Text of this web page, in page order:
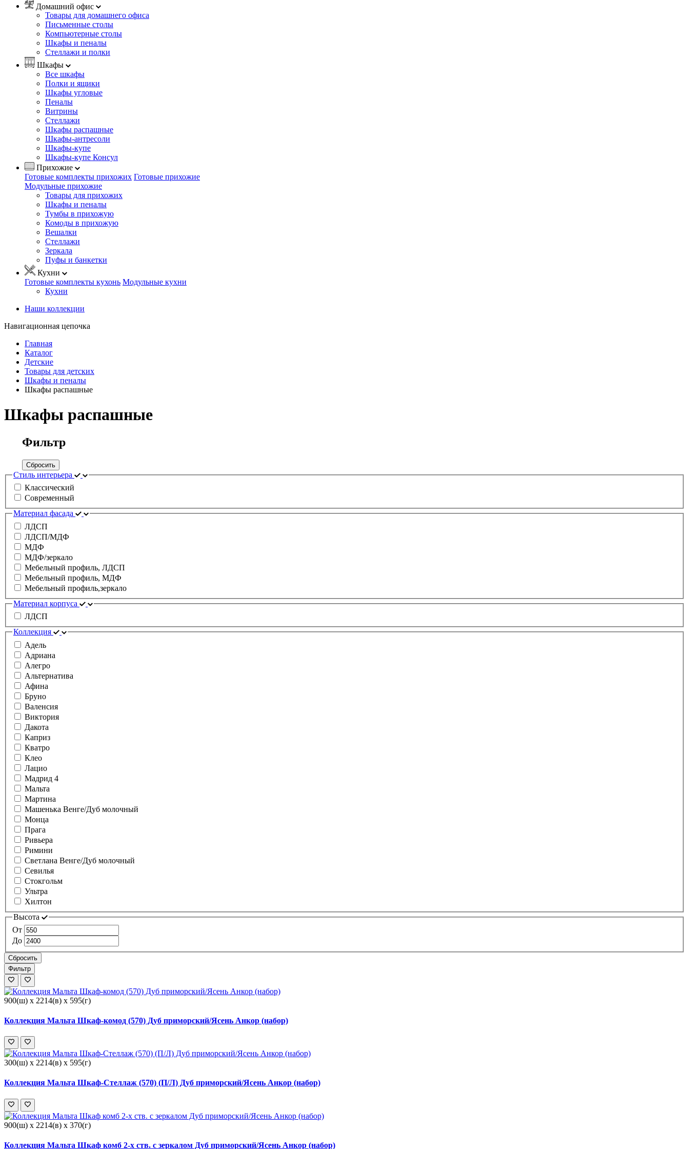
Домашний офис
Товары для домашнего офиса
Письменные столы
Компьютерные столы
Шкафы и пеналы
Стеллажи и полки
Шкафы
Все шкафы
Полки и ящики
Шкафы угловые
Пеналы
Витрины
Стеллажи
Шкафы распашные
Шкафы-антресоли
Шкафы-купе
Шкафы-купе Консул
Прихожие
Готовые комплекты прихожих Готовые прихожие
Модульные прихожие
Товары для прихожих
Шкафы и пеналы
Тумбы в прихожую
Комоды в прихожую
Вешалки
Стеллажи
Зеркала
Пуфы и банкетки
Кухни
Готовые комплекты кухонь Модульные кухни
Кухни
Наши коллекции
Навигационная цепочка
Главная
Каталог
Детские
Товары для детских
Шкафы и пеналы
Шкафы распашные
Шкафы распашные
Фильтр
Сбросить
Стиль интерьера
Классический
Современный
Материал фасада
ЛДСП
ЛДСП/МДФ
МДФ
МДФ/зеркало
Мебельный профиль, ЛДСП
Мебельный профиль, МДФ
Мебельный профиль,зеркало
Материал корпуса
ЛДСП
Коллекция
Адель
Адриана
Алегро
Альтернатива
Афина
Бруно
Валенсия
Виктория
Дакота
Каприз
Кватро
Клео
Лацио
Мадрид 4
Мальта
Мартина
Машенька Венге/Дуб молочный
Монца
Прага
Ривьера
Римини
Светлана Венге/Дуб молочный
Севилья
Стокгольм
Ультра
Хилтон
Высота
От
До
Сбросить
Фильтр
900(ш) x 2214(в) x 595(г)
Коллекция Мальта Шкаф-комод (570) Дуб приморский/Ясень Анкор (набор)
300(ш) x 2214(в) x 595(г)
Коллекция Мальта Шкаф-Стеллаж (570) (П/Л) Дуб приморский/Ясень Анкор (набор)
900(ш) x 2214(в) x 370(г)
Коллекция Мальта Шкаф комб 2-х ств. с зеркалом Дуб приморский/Ясень Анкор (набор)